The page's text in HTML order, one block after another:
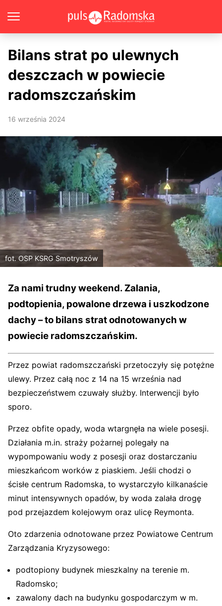
Bilans strat po ulewnych
deszczach w powiecie
radomszczańskim
16 września 2024
fot. OSP KSRG Smotryszów
Za nami trudny weekend. Zalania,
podtopienia, powalone drzewa i uszkodzone
dachy – to bilans strat odnotowanych w
powiecie radomszczańskim.
Przez powiat radomszczański przetoczyły się potężne
ulewy. Przez całą noc z 14 na 15 września nad
bezpieczeństwem czuwały służby. Interwencji było
sporo.
Przez obfite opady, woda wtargnęła na wiele posesji.
Działania m.in. straży pożarnej polegały na
wypompowaniu wody z posesji oraz dostarczaniu
mieszkańcom worków z piaskiem. Jeśli chodzi o
ścisłe centrum Radomska, to wystarczyło kilkanaście
minut intensywnych opadów, by woda zalała drogę
pod przejazdem kolejowym oraz ulicę Reymonta.
Oto zdarzenia odnotowane przez Powiatowe Centrum
Zarządzania Kryzysowego:
podtopiony budynek mieszkalny na terenie m.
Radomsko;
zawalony dach na budynku gospodarczym w m.